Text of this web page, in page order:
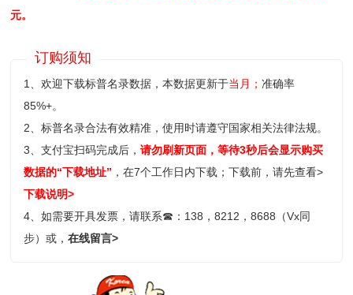
元。
订购须知
1、欢迎下载标普名录数据，本数据更新于当月；准确率
85%+。
2、标普名录合法有效精准，使用时请遵守国家相关法律法规。
3、支付宝扫码完成后，请勿刷新页面，等待3秒后会显示购买
数据的“下载地址” ，在7个工作日内下载；下载前，请先查看>
下载说明>
4、如需要开具发票，请联系☎ ：138，8212，8688（Vx同
步）或，在线留言>